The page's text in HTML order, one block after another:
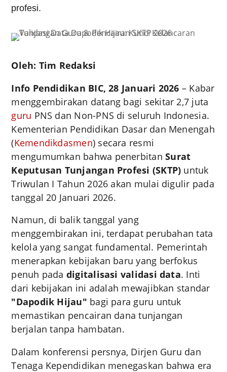
profesi.
Oleh: Tim Redaksi
Info Pendidikan BIC, 28 Januari 2026 – Kabar
menggembirakan datang bagi sekitar 2,7 juta
guru PNS dan Non-PNS di seluruh Indonesia.
Kementerian Pendidikan Dasar dan Menengah
(Kemendikdasmen) secara resmi
mengumumkan bahwa penerbitanSurat
Keputusan Tunjangan Profesi (SKTP) untuk
Triwulan I Tahun 2026 akan mulai digulir pada
tanggal 20 Januari 2026.
Namun, di balik tanggal yang
menggembirakan ini, terdapat perubahan tata
kelola yang sangat fundamental. Pemerintah
menerapkan kebijakan baru yang berfokus
penuh pada digitalisasi validasi data. Inti
dari kebijakan ini adalah mewajibkan standar
"Dapodik Hijau" bagi para guru untuk
memastikan pencairan dana tunjangan
berjalan tanpa hambatan.
Dalam konferensi persnya, Dirjen Guru dan
Tenaga Kependidikan menegaskan bahwa era